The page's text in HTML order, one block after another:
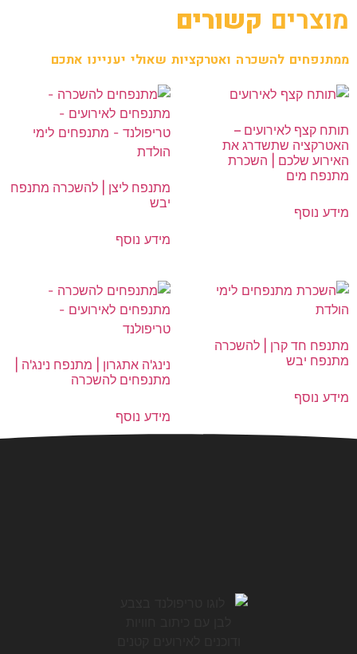
מוצרים קשורים
ממתנפחים להשכרה ואטרקציות שאולי יעניינו אתכם
תותח קצף לאירועים –
האטרקציה שתשדרג את
האירוע שלכם | השכרת
מתנפח מים
מידע נוסף
מתנפח ליצן | להשכרה מתנפח
יבש
מידע נוסף
מתנפח חד קרן | להשכרה
מתנפח יבש
מידע נוסף
נינג'ה אתגרון | מתנפח נינג'ה |
מתנפחים להשכרה
מידע נוסף